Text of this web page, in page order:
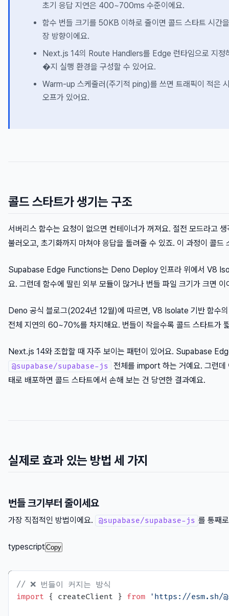
초기 응답 지연은 400~700ms 수준이에요.
함수 번들 크기를 50KB 이하로 줄이면 콜드 스타트 시
장 방향이에요.
Next.js 14의 Route Handlers를 Edge 런타임으로 지
�지 실행 환경을 구성할 수 있어요.
Warm-up 스케줄러(주기적 ping)를 쓰면 트래픽이 적은
오프가 있어요.
콜드 스타트가 생기는 구조
서버리스 함수는 요청이 없으면 컨테이너가 꺼져요. 절전 모드라고
불러오고, 초기화까지 마쳐야 응답을 돌려줄 수 있죠. 이 과정이 콜드
Supabase Edge Functions는 Deno Deploy 인프라 위에서 V8
요. 그런데 함수에 딸린 외부 모듈이 많거나 번들 파일 크기가 크면 이
Deno 공식 블로그(2024년 12월)에 따르면, V8 Isolate 기반 함수
전체 지연의 60~70%를 차지해요. 번들이 작을수록 콜드 스타트가
Next.js 14와 조합할 때 자주 보이는 패턴이 있어요. Supabase
@supabase/supabase-js
전체를 import 하는 거예요. 그런
태로 배포하면 콜드 스타트에서 손해 보는 건 당연한 결과예요.
실제로 효과 있는 방법 세 가지
번들 크기부터 줄이세요
가장 직접적인 방법이에요. @supabase/supabase-js 를 통째
typescriptCopy
// ❌ 번들이 커지는 방식
import { createClient } from 'https://esm.sh/